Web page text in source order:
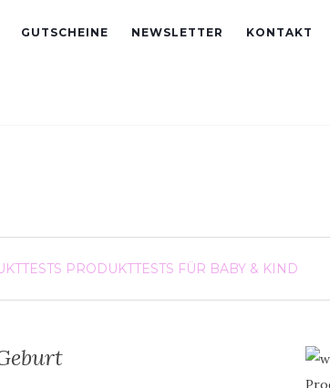
GUTSCHEINE NEWSLETTER KONTAKT
PRODUKTTESTS FÜR BABY & KIND